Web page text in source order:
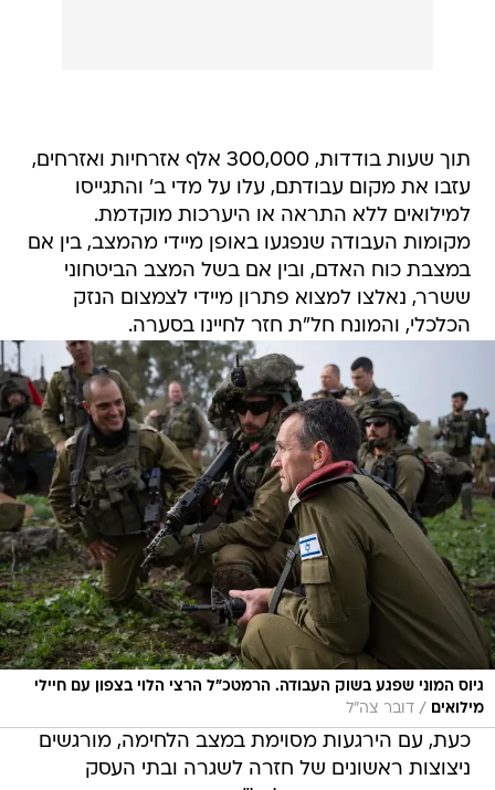
תוך שעות בודדות, 300,000 אלף אזרחיות ואזרחים,
עזבו את מקום עבודתם, עלו על מדי ב' והתגייסו
למילואים ללא התראה או היערכות מוקדמת.
מקומות העבודה שנפגעו באופן מיידי מהמצב, בין אם
במצבת כוח האדם, ובין אם בשל המצב הביטחוני
ששרר, נאלצו למצוא פתרון מיידי לצמצום הנזק
הכלכלי, והמונח חל"ת חזר לחיינו בסערה.
גיוס המוני שפגע בשוק העבודה. הרמטכ"ל הרצי הלוי בצפון עם חיילי
מילואים
/ דובר צה"ל
כעת, עם הירגעות מסוימת במצב הלחימה, מורגשים
ניצוצות ראשונים של חזרה לשגרה ובתי העסק